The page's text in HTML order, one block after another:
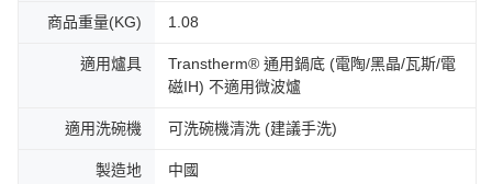
商品重量(KG) 1.08
適用爐具
Transtherm® 通用鍋底 (電陶/黑晶/瓦斯/電
磁IH) 不適用微波爐
適用洗碗機 可洗碗機清洗 (建議手洗)
製造地 中國